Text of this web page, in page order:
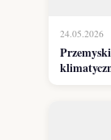
24.05.2026